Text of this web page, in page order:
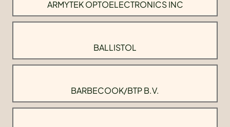
ARMYTEK OPTOELECTRONICS INC
BALLISTOL
BARBECOOK/BTP B.V.